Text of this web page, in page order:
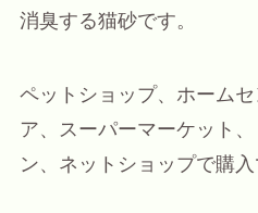
消臭する猫砂です。
ペットショップ、ホーム
ア、スーパーマーケット
ン、ネットショップで購入